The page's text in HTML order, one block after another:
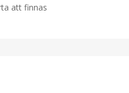
att finnas